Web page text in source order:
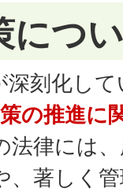
につ
深刻化し
の推進に
法律には
、著しく